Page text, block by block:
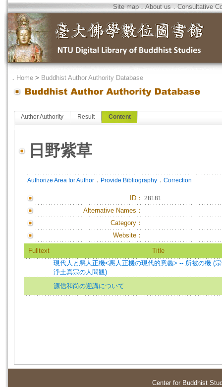
Site map．About us．Consultative
． Home > Buddhist Author Authority Database
Author Authority Result Content
日野紫草
Authorize Area for Author ． Provide Bibliography ． Correction
ID ： 28181
Alternative Names：
Category：
Website：
Fulltext
Title
現代人と悪人正機<悪人正機の現代的意義> -- 所被の機 (
浄土真宗の人間観)
源信和尚の迎講について
Center for Buddhist